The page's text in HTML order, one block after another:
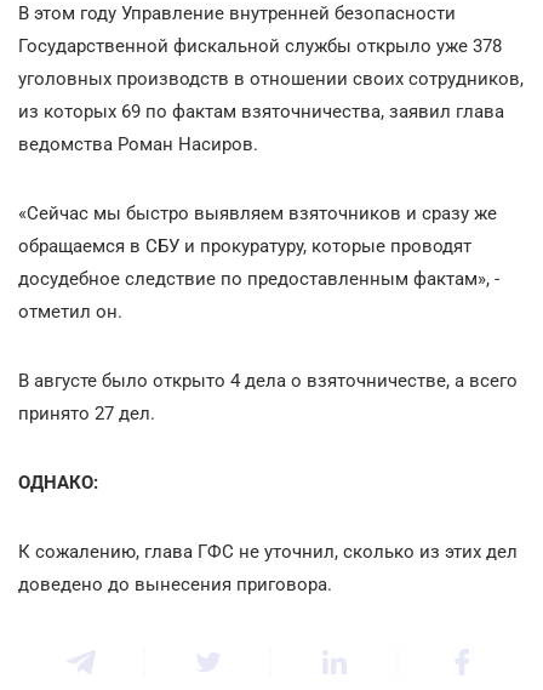
В этом году Управление внутренней безопасности
Государственной фискальной службы открыло уже 378
уголовных производств в отношении своих сотрудников,
из которых 69 по фактам взяточничества, заявил глава
ведомства Роман Насиров.
«Сейчас мы быстро выявляем взяточников и сразу же
обращаемся в СБУ и прокуратуру, которые проводят
досудебное следствие по предоставленным фактам», -
отметил он.
В августе было открыто 4 дела о взяточничестве, а всего
принято 27 дел.
ОДНАКО:
К сожалению, глава ГФС не уточнил, сколько из этих дел
доведено до вынесения приговора.